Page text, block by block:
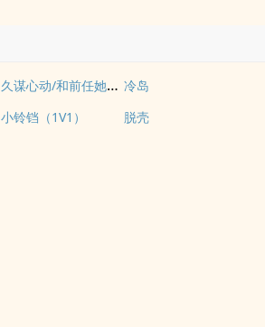
久谋心动/和前任她小姨先婚后爱 冷岛
小铃铛（1V1） 脱壳